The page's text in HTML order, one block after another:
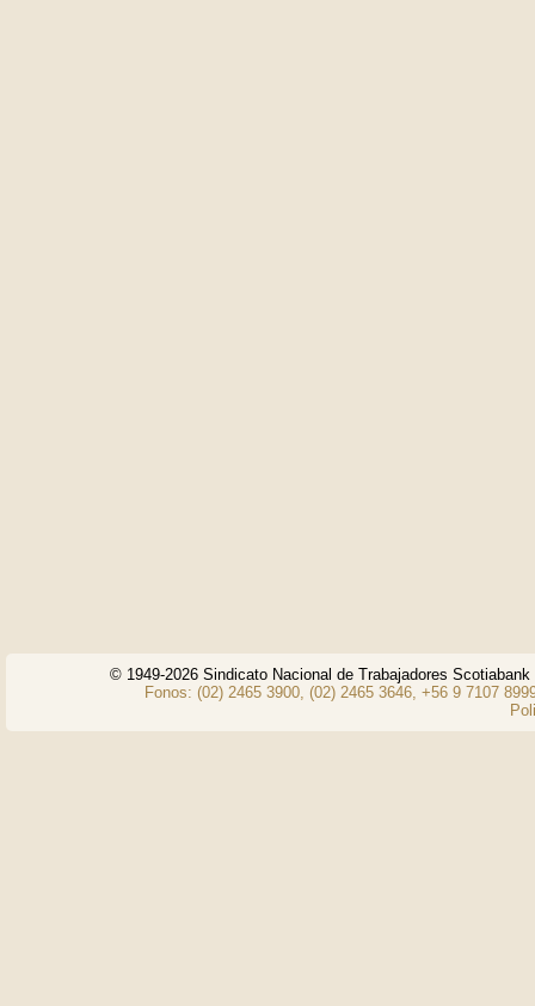
© 1949-2026 Sindicato Nacional de Trabajadores
Fonos: (02) 2465 3900, (02) 2465 3646, +56 9 7107